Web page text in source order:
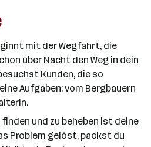
mit der Wegfahrt, die
über Nacht den Weg in dein
Kunden, die so
Aufgaben: vom Bergbauern
finden und zu beheben ist deine
Problem gelöst, packst du